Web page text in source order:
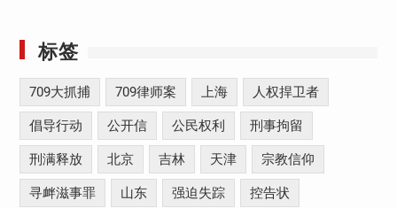
标签
709大抓捕 709律师案 上海 人权捍卫者
倡导行动 公开信 公民权利 刑事拘留
刑满释放 北京 吉林 天津 宗教信仰
寻衅滋事罪 山东 强迫失踪 控告状